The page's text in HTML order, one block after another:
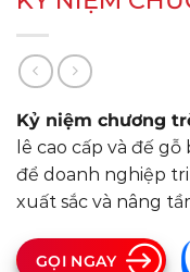
Kỷ niệm chương
lê cao cấp và đế
để doanh nghiệp
xuất sắc và nâng
GỌI NGAY